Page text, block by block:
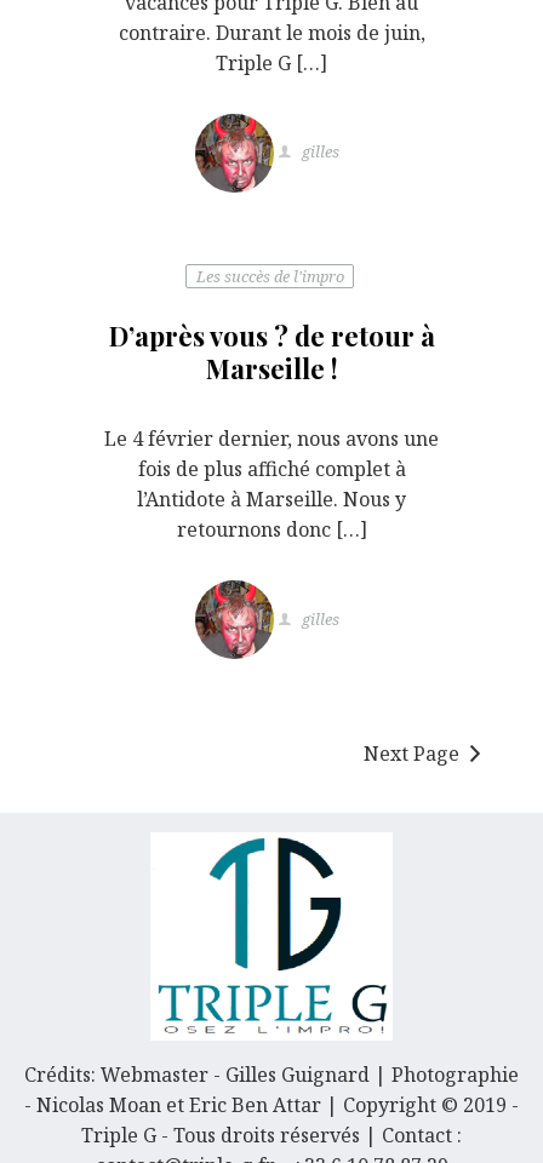
contraire. Durant le mois de juin,
Triple G […]
gilles
Les succès de l'impro
D’après vous ? de retour à
Marseille !
Le 4 février dernier, nous avons une
fois de plus affiché complet à
l’Antidote à Marseille. Nous y
retournons donc […]
gilles
Next Page
Crédits: Webmaster - Gilles Guignard | Photographie
- Nicolas Moan et Eric Ben Attar | Copyright © 2019 -
Triple G - Tous droits réservés | Contact :